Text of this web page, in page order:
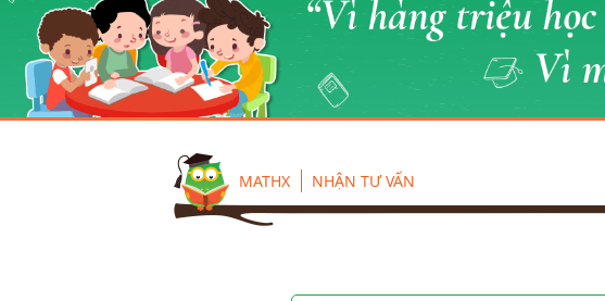
MATHX NHẬN TƯ VẤN